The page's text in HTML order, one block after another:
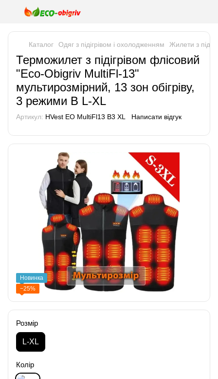
Каталог Одяг з підігрівом і охолодженням Жилети з
Терможилет з підігрівом флісовий
"Eco-Obigriv MultiFl-13"
мультирозмірний, 13 зон обігріву,
3 режими B L-XL
Артикул: HVest EO MultiFl13 B3 XL Написати відгук
Новинка
−25%
Розмір
L-XL
Колір